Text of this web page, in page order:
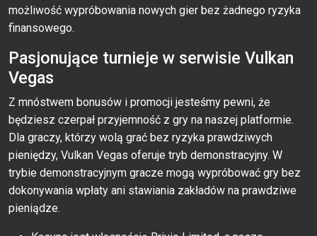
możliwość wypróbowania nowych gier bez żadnego ryzyka
finansowego.
Pasjonujące turnieje w serwisie Vulkan
Vegas
Z mnóstwem bonusów i promocji jesteśmy pewni, że
będziesz czerpał przyjemność z gry na naszej platformie.
Dla graczy, którzy wolą grać bez ryzyka prawdziwych
pieniędzy, Vulkan Vegas oferuje tryb demonstracyjny. W
trybie demonstracyjnym gracze mogą wypróbować gry bez
dokonywania wpłaty ani stawiania zakładów na prawdziwe
pieniądze.